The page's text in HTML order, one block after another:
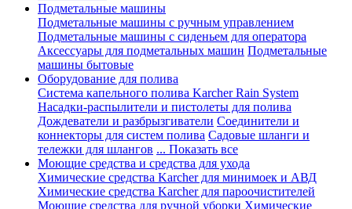
Подметальные машины
Подметальные машины с ручным управлением
Подметальные машины с сиденьем для оператора
Аксессуары для подметальных машин Подметальные
машины бытовые
Оборудование для полива
Система капельного полива Karcher Rain System
Насадки-распылители и пистолеты для полива
Дождеватели и разбрызгиватели Соединители и
коннекторы для систем полива Садовые шланги и
тележки для шлангов ... Показать все
Моющие средства и средства для ухода
Химические средства Karcher для минимоек и АВД
Химические средства Karcher для пароочистителей
Моющие средства для ручной уборки Химические